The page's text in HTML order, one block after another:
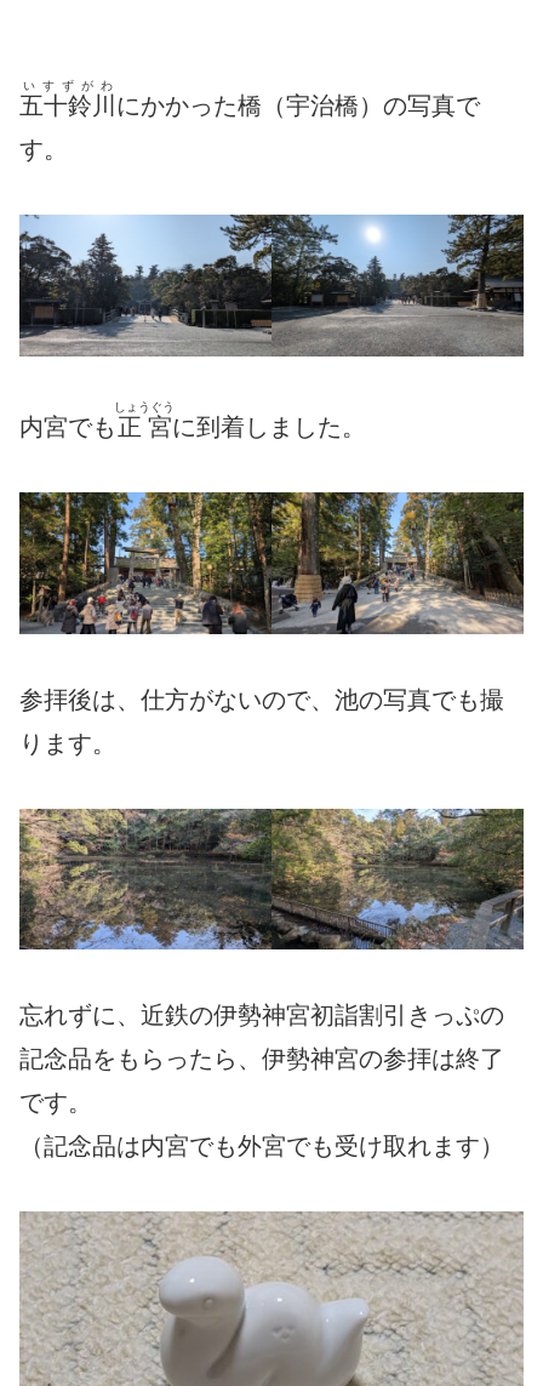
五十鈴川
いすずがわ
にかかった橋（宇治橋）の写真で
す。
内宮でも 正宮
しょうぐう
に到着しました。
参拝後は、仕方がないので、池の写真でも撮
ります。
忘れずに、近鉄の伊勢神宮初詣割引きっぷの
記念品をもらったら、伊勢神宮の参拝は終了
です。
（記念品は内宮でも外宮でも受け取れます）